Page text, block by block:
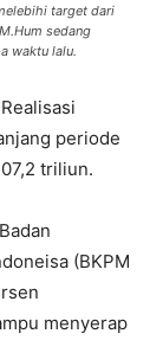
target dari
sedang
waktu lalu.
periode
triliun.
(BKPM
menyerap